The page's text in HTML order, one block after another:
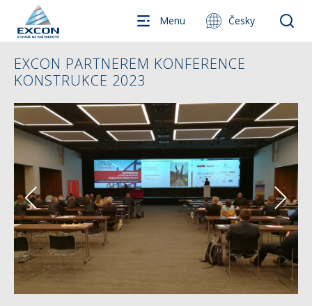
Menu Česky
EXCON PARTNEREM KONFERENCE
KONSTRUKCE 2023